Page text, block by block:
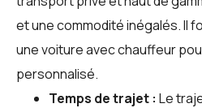
et une commodité inégalés. Il
une voiture avec chauffeur
personnalisé.
Temps de trajet : Le